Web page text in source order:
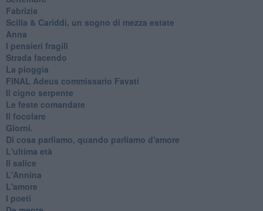
Fabrizia
​Scilla & Cariddi, un sogno di mezza estate
Anna
I pensieri fragili
Strada facendo
La pioggia
FINAL Adeus commissario Favati
Il cigno serpente
Le feste comandate
Il focolare
Giorni.
Di cosa parliamo, quando parliamo d'amore
L'ultima età
Il salice
L'Annina
L'amore
I poeti